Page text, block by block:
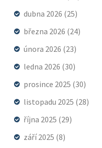
dubna 2026 (25)
března 2026 (24)
února 2026 (23)
ledna 2026 (30)
prosince 2025 (30)
listopadu 2025 (28)
října 2025 (29)
září 2025 (8)